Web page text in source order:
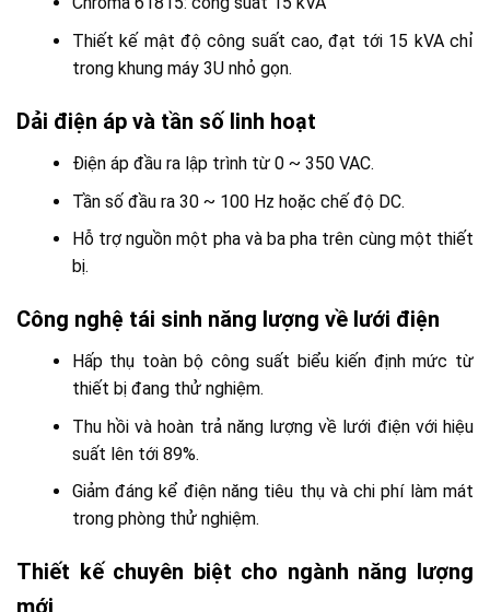
Thiết kế mật độ công suất cao, đạt tới 15 kVA chỉ
trong khung máy 3U nhỏ gọn.
Dải điện áp và tần số linh hoạt
Điện áp đầu ra lập trình từ 0 ~ 350 VAC.
Tần số đầu ra 30 ~ 100 Hz hoặc chế độ DC.
Hỗ trợ nguồn một pha và ba pha trên cùng một thiết
bị.
Công nghệ tái sinh năng lượng về lưới điện
Hấp thụ toàn bộ công suất biểu kiến định mức từ
thiết bị đang thử nghiệm.
Thu hồi và hoàn trả năng lượng về lưới điện với hiệu
suất lên tới 89%.
Giảm đáng kể điện năng tiêu thụ và chi phí làm mát
trong phòng thử nghiệm.
Thiết kế chuyên biệt cho ngành năng lượng